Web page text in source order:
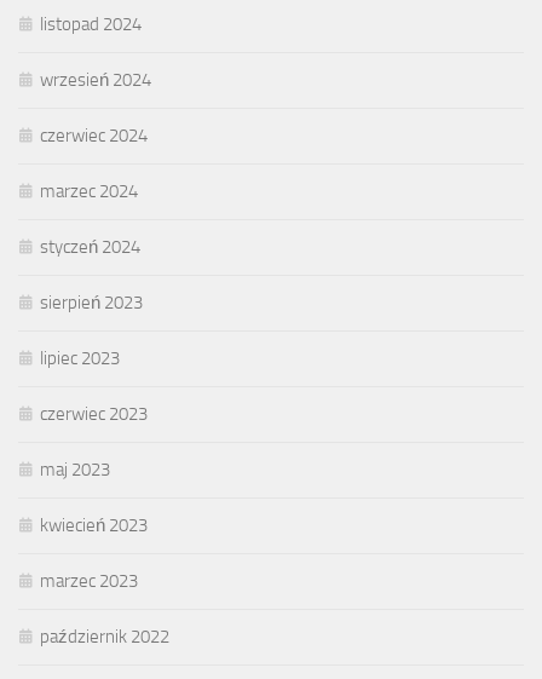
listopad 2024
wrzesień 2024
czerwiec 2024
marzec 2024
styczeń 2024
sierpień 2023
lipiec 2023
czerwiec 2023
maj 2023
kwiecień 2023
marzec 2023
październik 2022